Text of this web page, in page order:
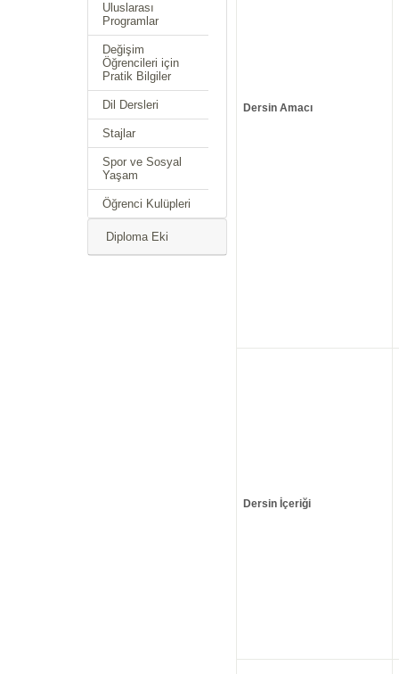
Uluslarası
Programlar
Değişim
Öğrencileri için
Pratik Bilgiler
Dil Dersleri
Stajlar
Spor ve Sosyal
Yaşam
Öğrenci Kulüpleri
Diploma Eki
Dersin Amacı
Dersin İçeriği